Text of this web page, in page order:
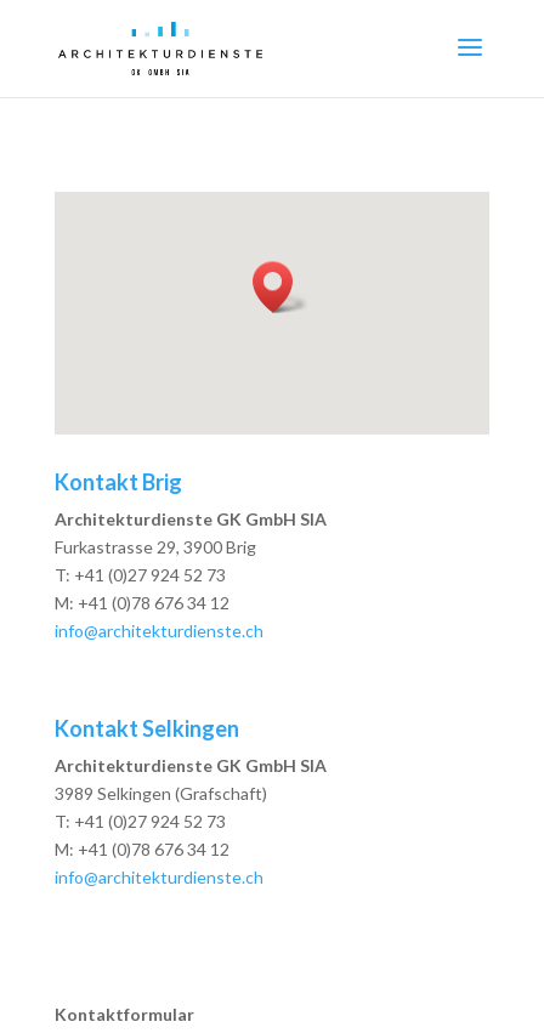
Kontakt Brig
Architekturdienste GK GmbH SIA
Furkastrasse 29, 3900 Brig
T: +41 (0)27 924 52 73
M: +41 (0)78 676 34 12
info@architekturdienste.ch
Kontakt Selkingen
Architekturdienste GK GmbH SIA
3989 Selkingen (Grafschaft)
T: +41 (0)27 924 52 73
M: +41 (0)78 676 34 12
info@architekturdienste.ch
Kontaktformular